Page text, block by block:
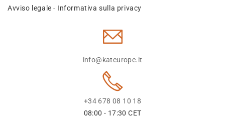
Avviso legale - Informativa sulla privacy
info@kateurope.it
+34 678 08 10 18
08:00 - 17:30 CET